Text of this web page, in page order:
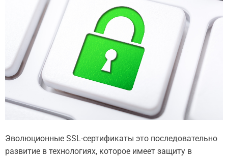
Эволюционные SSL-сертификаты это последовательно
развитие в технологиях, которое имеет защиту в